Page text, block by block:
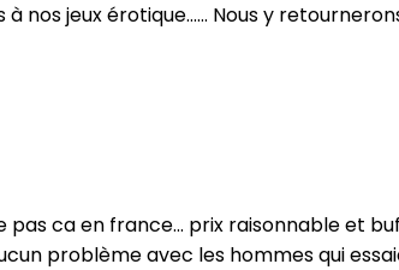
nos jeux érotique...... Nous y
ca en france... prix raisonnable et
problème avec les hommes qui